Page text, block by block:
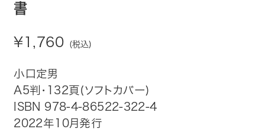
自費出版したい方
メディア紹介
書
¥1,760 (税込)
小口定男
A5判・132頁(ソフトカバー)
ISBN 978-4-86522-322-4
2022年10月発行